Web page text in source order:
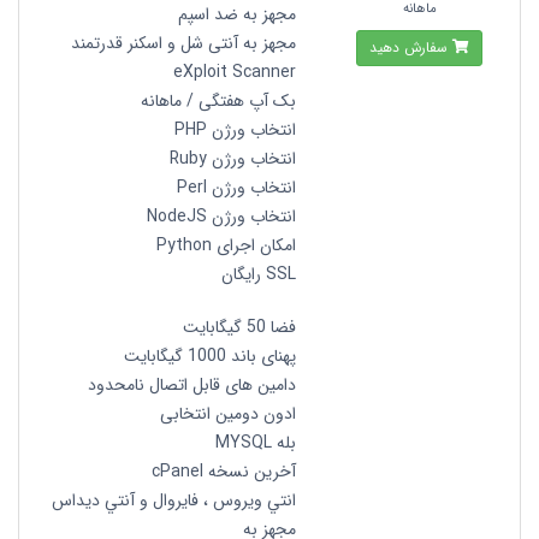
مجهز به ضد اسپم
مجهز به آنتی شل و اسکنر قدرتمند
eXploit Scanner
بک آپ هفتگی / ماهانه
انتخاب ورژن PHP
انتخاب ورژن Ruby
انتخاب ورژن Perl
انتخاب ورژن NodeJS
امکان اجرای Python
SSL رایگان
فضا 50 گیگابایت
پهنای باند 1000 گیگابایت
دامین های قابل اتصال نامحدود
ادون دومین انتخابی
بله MYSQL
آخرین نسخه cPanel
انتي ويروس ، فايروال و آنتي ديداس
مجهز به
ماهانه
سفارش دهید